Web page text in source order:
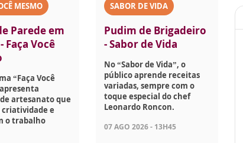
MESMO
Parede em
Faça Você
“Faça Você
artesanato que
e
o trabalho
SABOR DE VIDA
Pudim de Brigadeiro
- Sabor de Vida
No “Sabor de Vida”, o
público aprende receitas
variadas, sempre com o
toque especial do chef
Leonardo Roncon.
07 AGO 2026 - 13H45